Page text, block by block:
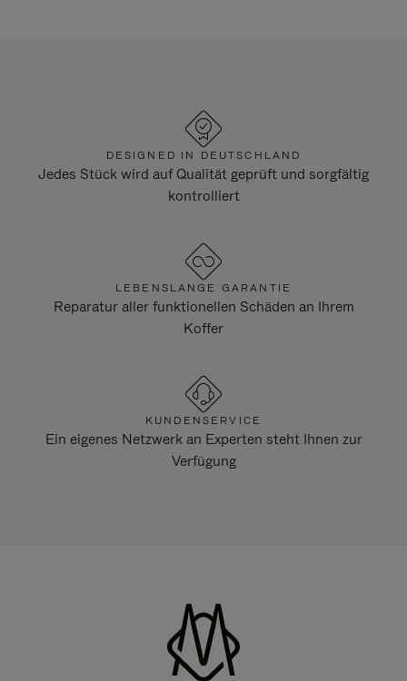
DESIGNED IN DEUTSCHLAND
Jedes Stück wird auf Qualität geprüft und sorgfältig
kontrolliert
LEBENSLANGE GARANTIE
Reparatur aller funktionellen Schäden an Ihrem
Koffer
KUNDENSERVICE
Ein eigenes Netzwerk an Experten steht Ihnen zur
Verfügung